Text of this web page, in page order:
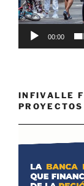
00:00
INFIVALLE
de